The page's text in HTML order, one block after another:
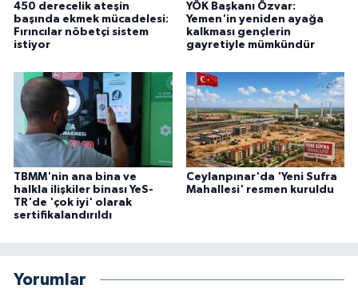
450 derecelik ateşin
başında ekmek mücadelesi:
Fırıncılar nöbetçi sistem
istiyor
YÖK Başkanı Özvar:
Yemen'in yeniden ayağa
kalkması gençlerin
gayretiyle mümkündür
TBMM'nin ana bina ve
halkla ilişkiler binası YeS-
TR'de 'çok iyi' olarak
sertifikalandırıldı
Ceylanpınar'da 'Yeni Sufra
Mahallesi' resmen kuruldu
Yorumlar